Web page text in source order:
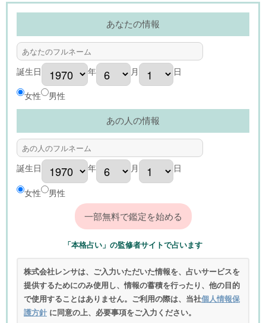
あなたの情報
誕生日 年 月 日
女性 男性
あの人の情報
誕生日 年 月 日
女性 男性
「本格占い」の監修者サイトで占います
株式会社レンサは、ご入力いただいた情報を、占いサービスを
提供するためにのみ使用し、情報の蓄積を行ったり、他の目的
で使用することはありません。ご利用の際は、当社個人情報保
護方針 に同意の上、必要事項をご入力ください。